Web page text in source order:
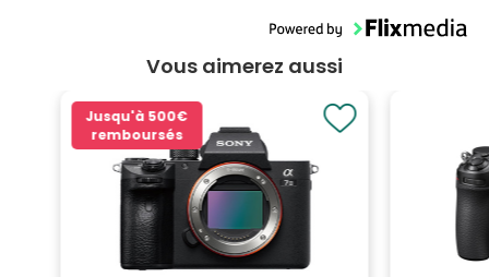
Vous aimerez aussi
Jusqu'à 500€
remboursés